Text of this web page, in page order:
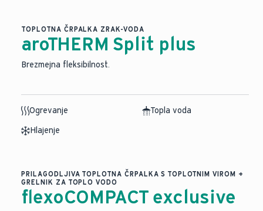
TOPLOTNA ČRPALKA ZRAK-VODA
aroTHERM Split plus
Brezmejna fleksibilnost.
Ogrevanje
Topla voda
Hlajenje
PRILAGODLJIVA TOPLOTNA ČRPALKA S TOPLOTNIM VIROM +
GRELNIK ZA TOPLO VODO
flexoCOMPACT exclusive